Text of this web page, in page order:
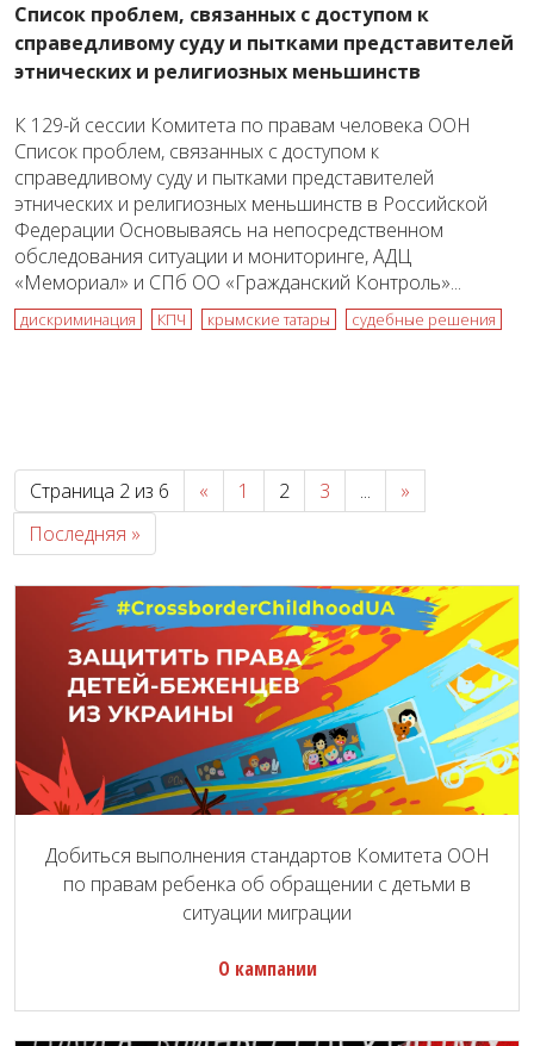
Список проблем, связанных с доступом к
справедливому суду и пытками представителей
этнических и религиозных меньшинств
К 129-й сессии Комитета по правам человека ООН
Список проблем, связанных с доступом к
справедливому суду и пытками представителей
этнических и религиозных меньшинств в Российской
Федерации Основываясь на непосредственном
обследования ситуации и мониторинге, АДЦ
«Мемориал» и СПб ОО «Гражданский Контроль»...
дискриминация КПЧ крымские татары судебные решения
Страница 2 из 6 « 1 2 3 ...
»
Последняя »
Добиться выполнения стандартов Комитета ООН
по правам ребенка об обращении с детьми в
ситуации миграции
О кампании